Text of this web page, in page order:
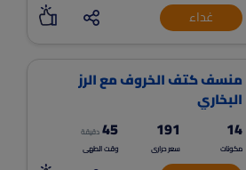
غداء
منسف كتف الخروف مع الرز
البخاري
14
مكونات
191
سعر حرارى
45 دقيقة
وقت الطهى